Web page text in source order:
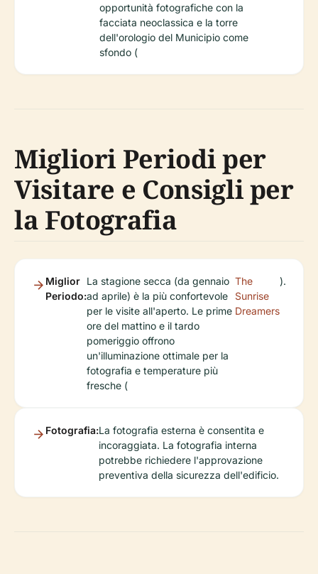
opportunità fotografiche con la
facciata neoclassica e la torre
dell'orologio del Municipio come
sfondo (
Migliori Periodi per
Visitare e Consigli per
la Fotografia
Miglior
Periodo:
La stagione secca (da gennaio
ad aprile) è la più confortevole
per le visite all'aperto. Le prime
ore del mattino e il tardo
pomeriggio offrono
un'illuminazione ottimale per la
fotografia e temperature più
fresche (
The
Sunrise
Dreamers
).
Fotografia:La fotografia esterna è consentita e
incoraggiata. La fotografia interna
potrebbe richiedere l'approvazione
preventiva della sicurezza dell'edificio.